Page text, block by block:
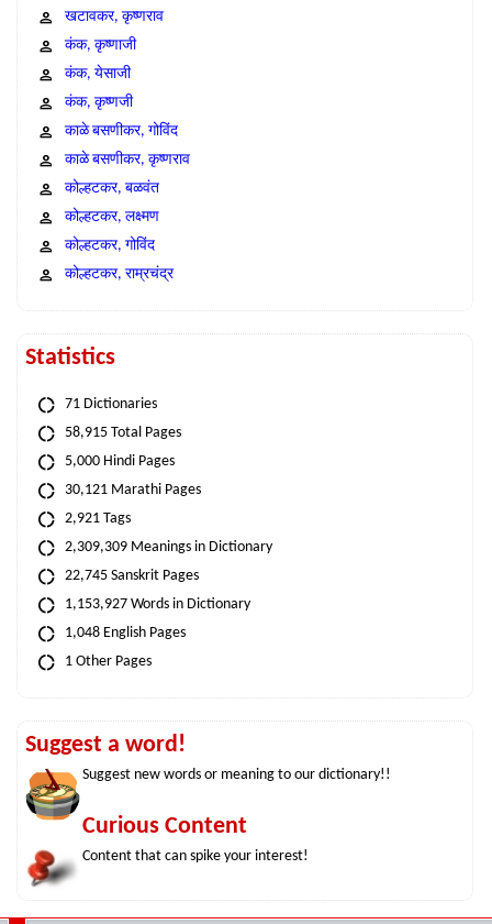
खटावकर, कृष्णराव
कंक, कृष्णाजी
कंक, येसाजी
कंक, कृष्णजी
काळे बसणीकर, गोविंद
काळे बसणीकर, कृष्णराव
कोल्हटकर, बळवंत
कोल्हटकर, लक्ष्मण
कोल्हटकर, गोविंद
कोल्हटकर, राम्रचंद्र
Statistics
71 Dictionaries
58,915 Total Pages
5,000 Hindi Pages
30,121 Marathi Pages
2,921 Tags
2,309,309 Meanings in Dictionary
22,745 Sanskrit Pages
1,153,927 Words in Dictionary
1,048 English Pages
1 Other Pages
Suggest a word!
Suggest new words or meaning to our dictionary!!
Curious Content
Content that can spike your interest!